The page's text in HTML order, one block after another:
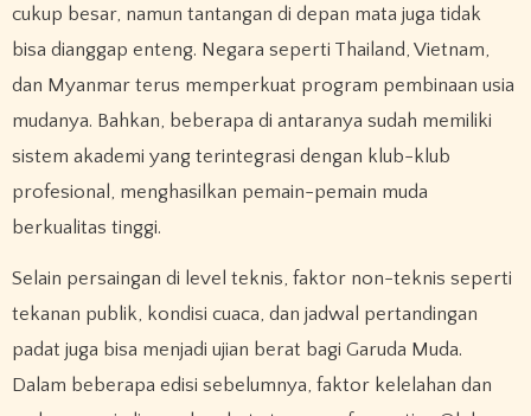
cukup besar, namun tantangan di depan mata juga tidak
bisa dianggap enteng. Negara seperti Thailand, Vietnam,
dan Myanmar terus memperkuat program pembinaan usia
mudanya. Bahkan, beberapa di antaranya sudah memiliki
sistem akademi yang terintegrasi dengan klub-klub
profesional, menghasilkan pemain-pemain muda
berkualitas tinggi.
Selain persaingan di level teknis, faktor non-teknis seperti
tekanan publik, kondisi cuaca, dan jadwal pertandingan
padat juga bisa menjadi ujian berat bagi Garuda Muda.
Dalam beberapa edisi sebelumnya, faktor kelelahan dan